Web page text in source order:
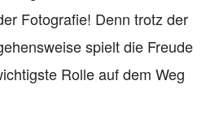
Fotografie! Denn trotz der
spielt die Freude
Rolle auf dem Weg